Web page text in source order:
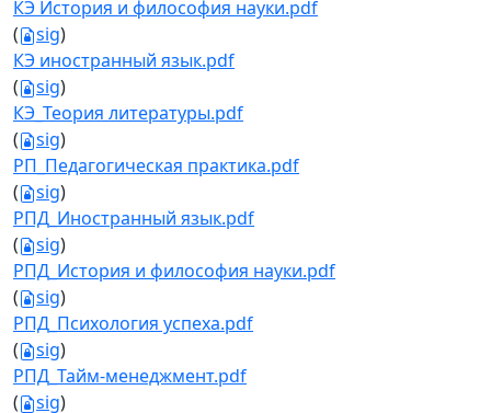
КЭ История и философия науки.pdf
(
sig)
КЭ иностранный язык.pdf
(
sig)
КЭ_Теория литературы.pdf
(
sig)
РП_Педагогическая практика.pdf
(
sig)
РПД_Иностранный язык.pdf
(
sig)
РПД_История и философия науки.pdf
(
sig)
РПД_Психология успеха.pdf
(
sig)
РПД_Тайм-менеджмент.pdf
(
sig)